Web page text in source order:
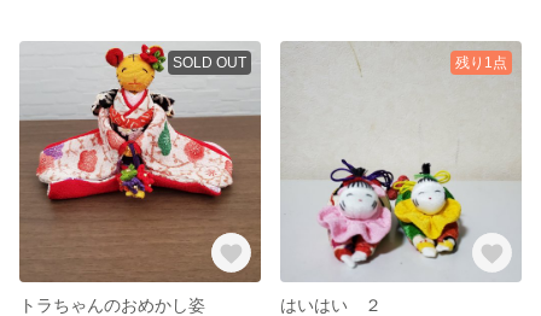
SOLD OUT
トラちゃんのおめかし姿
残り1点
はいはい ２